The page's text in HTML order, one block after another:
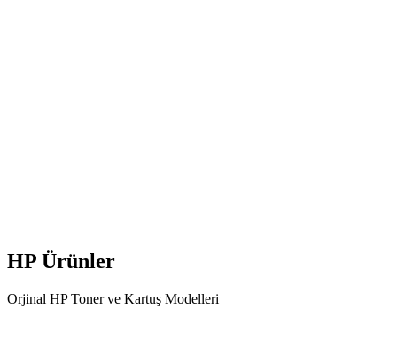
HP Ürünler
Orjinal HP Toner ve Kartuş Modelleri